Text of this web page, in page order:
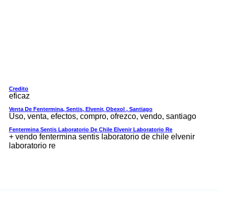
Credito
eficaz
Venta De Fentermina, Sentis, Elvenir, Obexol , Santiago
Uso, venta, efectos, compro, ofrezco, vendo, santiago
Fentermina Sentis Laboratorio De Chile Elvenir Laboratorio Re
+ vendo fentermina sentis laboratorio de chile elvenir
laboratorio re